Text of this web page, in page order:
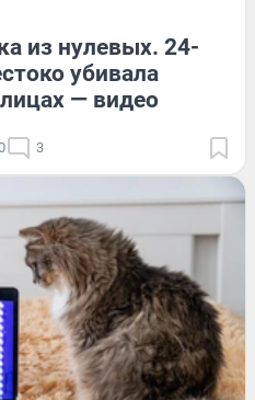
из нулевых. 24-
убивала
— видео
3